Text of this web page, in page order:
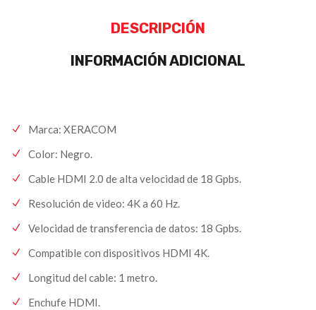
DESCRIPCIÓN
INFORMACIÓN ADICIONAL
Marca: XERACOM
Color: Negro.
Cable HDMI 2.0 de alta velocidad de 18 Gpbs.
Resolución de video: 4K a 60 Hz.
Velocidad de transferencia de datos: 18 Gpbs.
Compatible con dispositivos HDMI 4K.
Longitud del cable: 1 metro.
Enchufe HDMI.